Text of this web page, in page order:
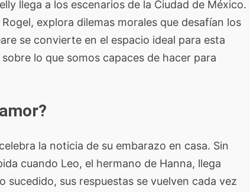
llega a los escenarios de la Ciudad de México.
explora dilemas morales que desafían los
se convierte en el espacio ideal para esta
lo que somos capaces de hacer para
la noticia de su embarazo en casa. Sin
cuando Leo, el hermano de Hanna, llega
sus respuestas se vuelven cada vez